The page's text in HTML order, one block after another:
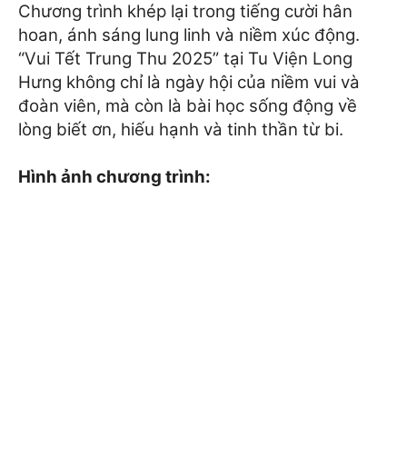
Chương trình khép lại trong tiếng cười hân
hoan, ánh sáng lung linh và niềm xúc động.
“Vui Tết Trung Thu 2025” tại Tu Viện Long
Hưng không chỉ là ngày hội của niềm vui và
đoàn viên, mà còn là bài học sống động về
lòng biết ơn, hiếu hạnh và tinh thần từ bi.
Hình ảnh chương trình: